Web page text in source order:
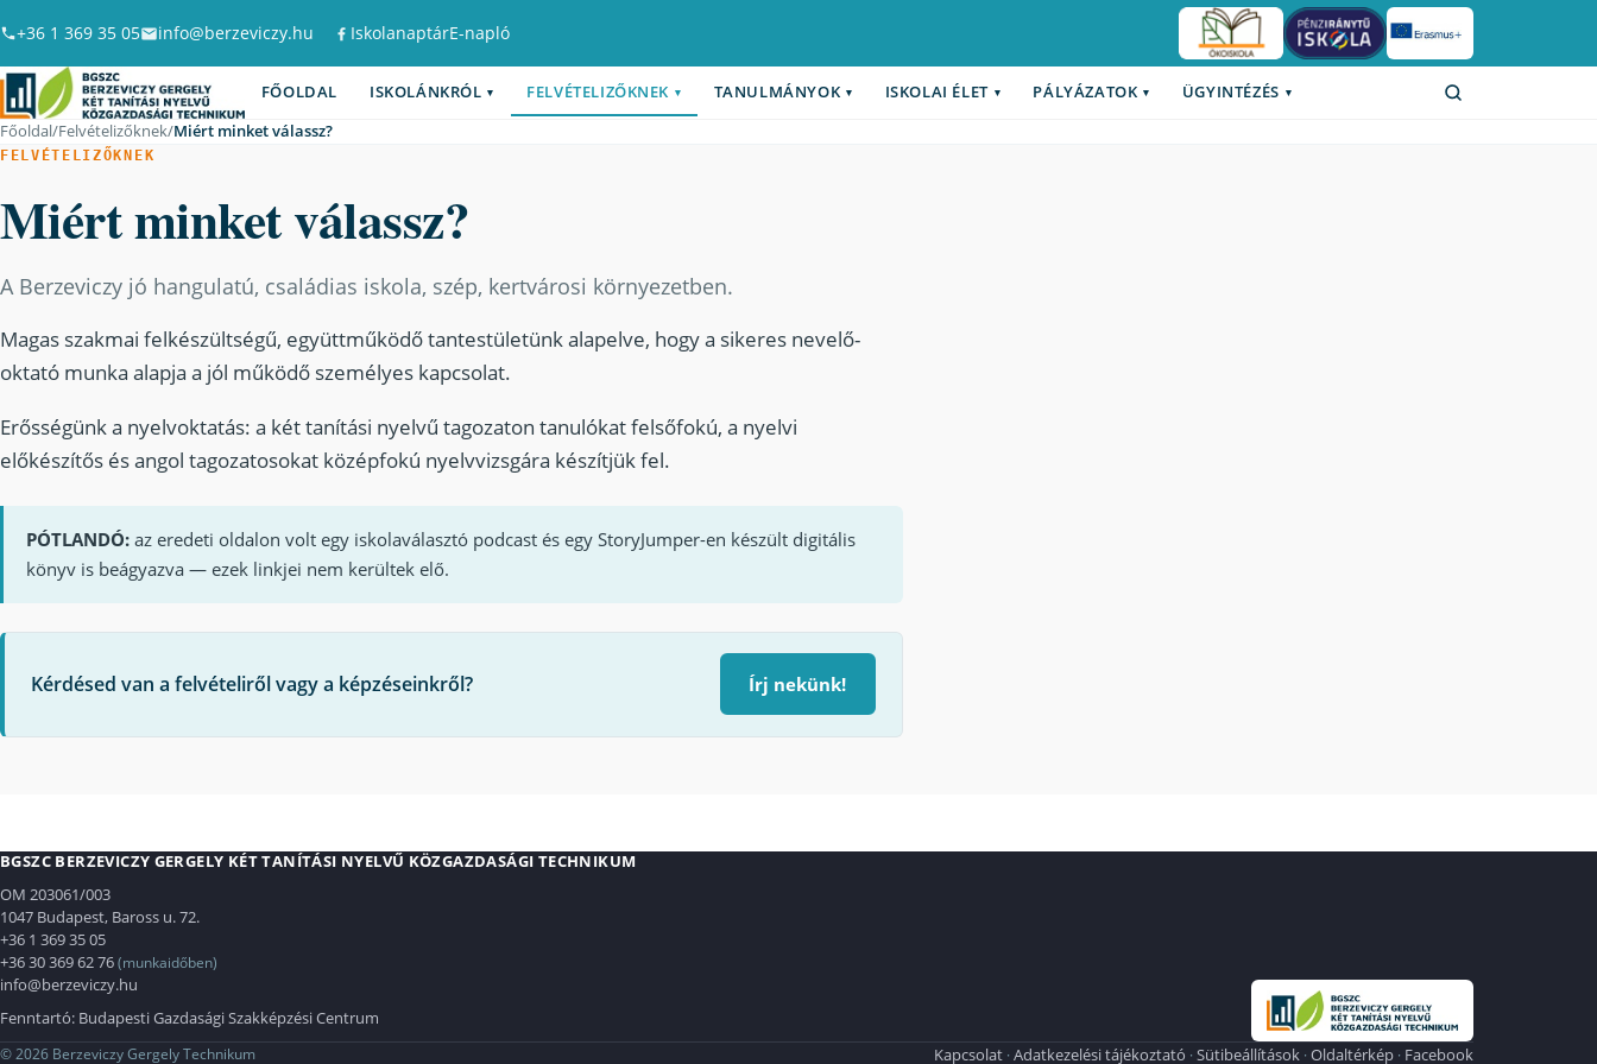
+36 1 369 35 05 info@berzeviczy.hu Facebook
IskolanaptárE-napló
FŐOLDAL ISKOLÁNKRÓL ▾ FELVÉTELIZŐKNEK ▾ TANULMÁNYOK ▾ ISKOLAI ÉLET ▾ PÁLYÁZATOK ▾ ÜGYINTÉZÉS ▾ Keresés
Főoldal/Felvételizőknek/Miért minket válassz?
FELVÉTELIZŐKNEK
Miért minket válassz?
A Berzeviczy jó hangulatú, családias iskola, szép, kertvárosi környezetben.
Magas szakmai felkészültségű, együttműködő tantestületünk alapelve, hogy a sikeres nevelő-
oktató munka alapja a jól működő személyes kapcsolat.
Erősségünk a nyelvoktatás: a két tanítási nyelvű tagozaton tanulókat felsőfokú, a nyelvi
előkészítős és angol tagozatosokat középfokú nyelvvizsgára készítjük fel.
PÓTLANDÓ: az eredeti oldalon volt egy iskolaválasztó podcast és egy StoryJumper-en készült digitális
könyv is beágyazva — ezek linkjei nem kerültek elő.
Kérdésed van a felvételiről vagy a képzéseinkről? Írj nekünk!
BGSZC BERZEVICZY GERGELY KÉT TANÍTÁSI NYELVŰ KÖZGAZDASÁGI TECHNIKUM
OM 203061/003
1047 Budapest, Baross u. 72.
+36 1 369 35 05
+36 30 369 62 76(munkaidőben)
info@berzeviczy.hu
Fenntartó: Budapesti Gazdasági Szakképzési Centrum
© 2026 Berzeviczy Gergely Technikum Kapcsolat · Adatkezelési tájékoztató · Sütibeállítások · Oldaltérkép · Facebook